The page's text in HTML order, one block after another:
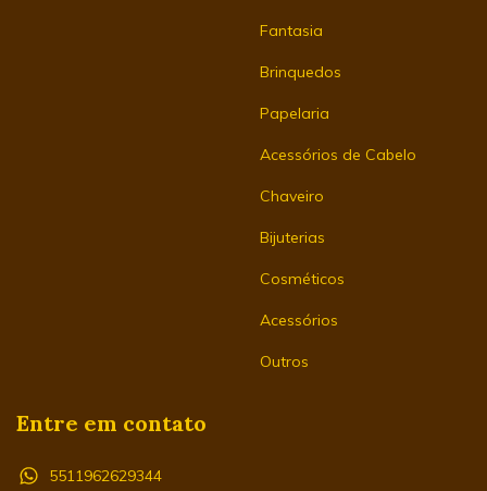
Fantasia
Brinquedos
Papelaria
Acessórios de Cabelo
Chaveiro
Bijuterias
Cosméticos
Acessórios
Outros
Entre em contato
5511962629344